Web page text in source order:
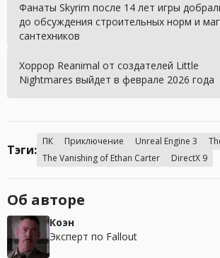
Фанаты Skyrim после 14 лет игры
до обсуждения строительных норм и
сантехников
Хоррор Reanimal от создателей Little
Nightmares выйдет в феврале 2026 года
Тэги:
ПК Приключение Unreal Engine 3
The Vanishing of Ethan Carter
DirectX 9
Об авторе
Коэн
Эксперт по Fallout